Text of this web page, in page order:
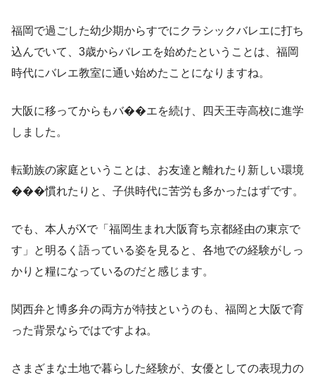
福岡で過ごした幼少期からすでにクラシックバレエに打ち
込んでいて、3歳からバレエを始めたということは、福岡
時代にバレエ教室に通い始めたことになりますね。
大阪に移ってからもバ��エを続け、四天王寺高校に進学
しました。
転勤族の家庭ということは、お友達と離れたり新しい環境
���慣れたりと、子供時代に苦労も多かったはずです。
でも、本人がXで「福岡生まれ大阪育ち京都経由の東京で
す」と明るく語っている姿を見ると、各地での経験がしっ
かりと糧になっているのだと感じます。
関西弁と博多弁の両方が特技というのも、福岡と大阪で育
った背景ならではですよね。
さまざまな土地で暮らした経験が、女優としての表現力の